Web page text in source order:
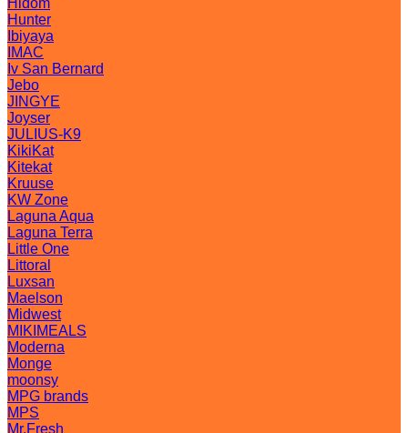
Hidom
Hunter
Ibiyaya
IMAC
Iv San Bernard
Jebo
JINGYE
Joyser
JULIUS-K9
KikiKat
Kitekat
Kruuse
KW Zone
Laguna Aqua
Laguna Terra
Little One
Littoral
Luxsan
Maelson
Midwest
MIKIMEALS
Moderna
Monge
moonsy
MPG brands
MPS
Mr.Fresh